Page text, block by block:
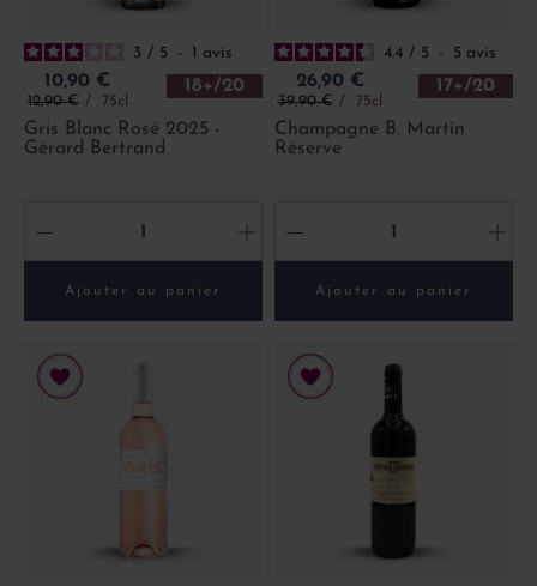
3 / 5 - 1 avis
Prix
10,90 €
Prix de base
12,90 € 75cl
18+/20
Gris Blanc Rosé 2025 -
Gérard Bertrand
- +
Ajouter au panier
4.4 / 5 - 5 avis
Prix
26,90 €
Prix de base
39,90 € 75cl
17+/20
Champagne B. Martin
Réserve
- +
Ajouter au panier